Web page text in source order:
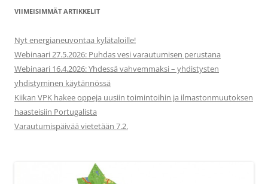
VIIMEISIMMÄT ARTIKKELIT
Nyt energianeuvontaa kylätaloille!
Webinaari 27.5.2026: Puhdas vesi varautumisen perustana
Webinaari 16.4.2026: Yhdessä vahvemmaksi – yhdistysten
yhdistyminen käytännössä
Kiikan VPK hakee oppeja uusiin toimintoihin ja ilmastonmuutoksen
haasteisiin Portugalista
Varautumispäivää vietetään 7.2.